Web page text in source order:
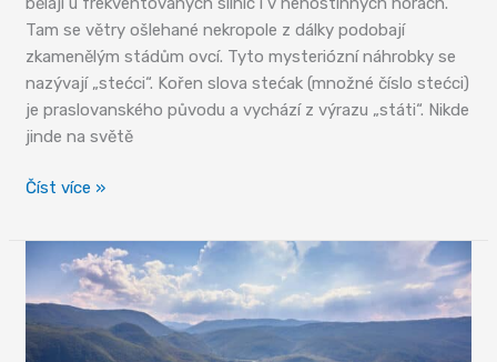
Tam se větry ošlehané nekropole z dálky podobají
zkamenělým stádům ovcí. Tyto mysteriózní náhrobky se
nazývají „stećci“. Kořen slova stećak (množné číslo stećci)
je praslovanského původu a vychází z výrazu „státi“. Nikde
jinde na světě
Tajemní
spáči
Číst více »